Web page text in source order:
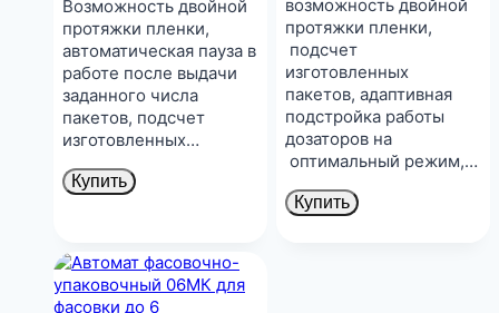
Возможность двойной
протяжки пленки,
автоматическая пауза в
работе после выдачи
заданного числа
пакетов, подсчет
изготовленных…
Купить
возможность двойной
протяжки пленки,
подсчет
изготовленных
пакетов, адаптивная
подстройка работы
дозаторов на
оптимальный режим,…
Купить